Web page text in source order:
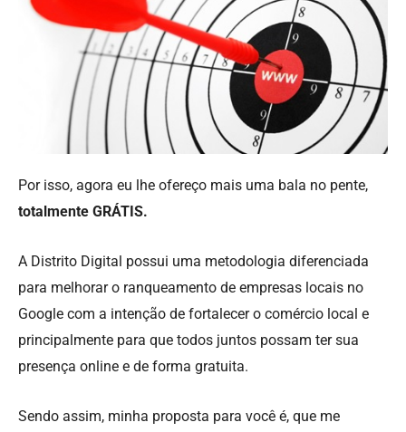
Por isso, agora eu lhe ofereço mais uma bala no pente,
totalmente GRÁTIS.
A Distrito Digital possui uma metodologia diferenciada
para melhorar o ranqueamento de empresas locais no
Google com a intenção de fortalecer o comércio local e
principalmente para que todos juntos possam ter sua
presença online e de forma gratuita.
Sendo assim, minha proposta para você é, que me